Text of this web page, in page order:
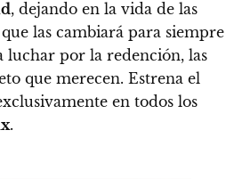
, dejando en la vida de las
las cambiará para siempre
luchar por la redención, las
que merecen. Estrena el
en todos los
.